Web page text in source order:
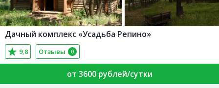
Дачный комплекс «Усадьба Репино»
9,8 Отзывы 0
от 3600 рублей/сутки